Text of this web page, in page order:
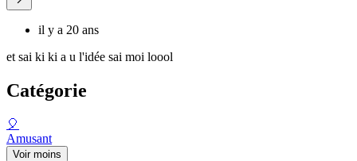
il y a 20 ans
et sai ki ki a u l'idée sai moi loool
Catégorie
🎈
Amusant
Voir moins